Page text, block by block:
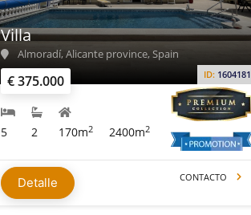
€ 375.000 ID: 1604181
Villa
Almoradí, Alicante province, Spain
5 2 170m2 2400m2
Detalle CONTACTO